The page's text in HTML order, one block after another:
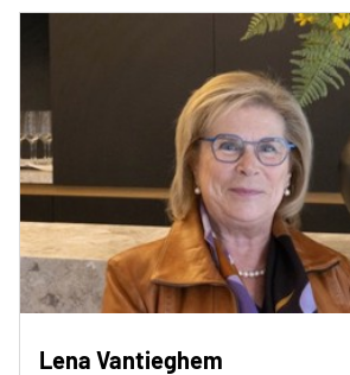
Lena Vantieghem